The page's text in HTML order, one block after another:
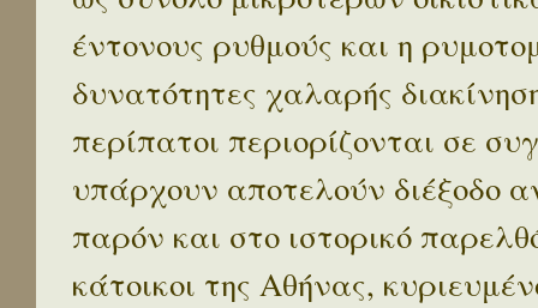
έντονους ρυθμούς και η
δυνατότητες χαλαρής
περίπατοι περιορίζονται σε
υπάρχουν αποτελούν διέξοδο
παρόν και στο ιστορικό
κάτοικοι της Αθήνας,